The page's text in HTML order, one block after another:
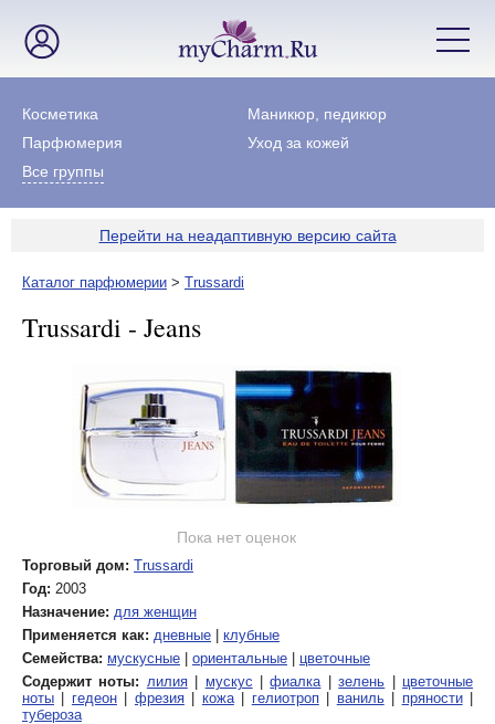
Косметика
Маникюр, педикюр
Парфюмерия
Уход за кожей
Все группы
Перейти на неадаптивную версию сайта
Каталог парфюмерии > Trussardi
Trussardi - Jeans
Пока нет оценок
Торговый дом: Trussardi
Год: 2003
Назначение: для женщин
Применяется как: дневные
клубные
Семейства: мускусные ориентальные
цветочные
Содержит ноты: лилия| мускус |фиалка|зелень
цветочные
ноты
гедеон| фрезия| кожа| гелиотроп| ваниль| пряности|
тубероза